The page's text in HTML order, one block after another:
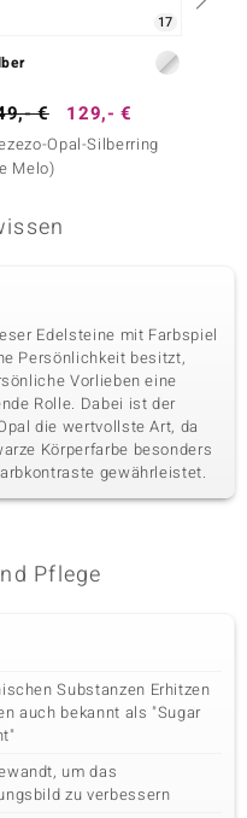
17
€ 129,- €
Opal-Silberring
Melo)
Edelsteine mit Farbspiel
Persönlichkeit besitzt,
Vorlieben eine
Rolle. Dabei ist der
die wertvollste Art, da
Körperfarbe besonders
gewährleistet.
Pflege
Substanzen Erhitzen
auch bekannt als "Sugar
um das
zu verbessern